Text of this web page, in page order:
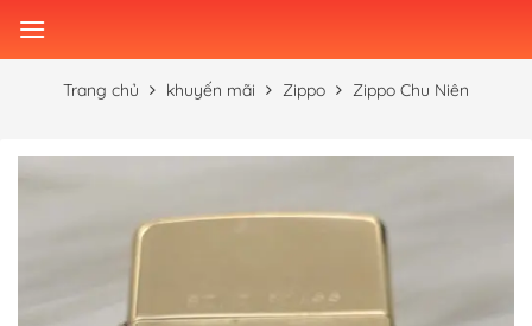
Trang chủ khuyến mãi Zippo Zippo Chu Niên